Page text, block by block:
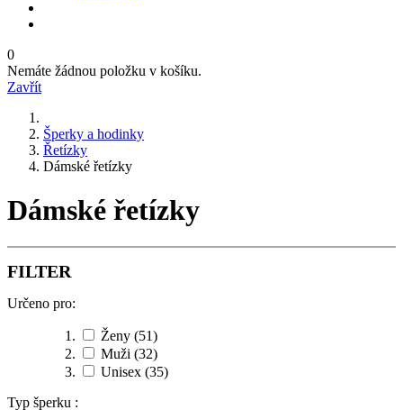
0
Nemáte žádnou položku v košíku.
Zavřít
Šperky a hodinky
Řetízky
Dámské řetízky
Dámské řetízky
FILTER
Určeno pro:
Ženy (51)
Muži (32)
Unisex (35)
Typ šperku :